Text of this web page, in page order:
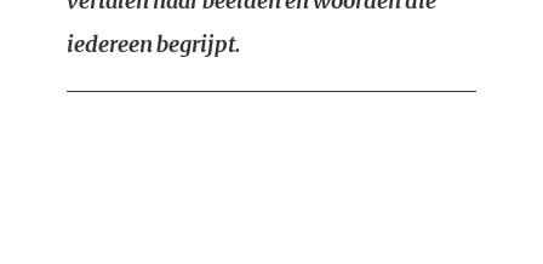
iedereen begrijpt.